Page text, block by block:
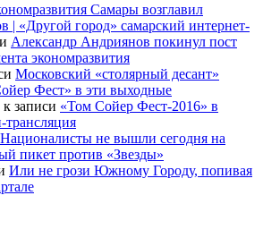
Самары возглавил
| «Другой город» самарский интернет-
Александр Андриянов покинул пост
экономразвития
Московский «столярный десант»
Фест» в эти выходные
к записи «Том Сойер Фест-2016» в
Националисты не вышли сегодня на
пикет против «Звезды»
Или не грози Южному Городу, попивая